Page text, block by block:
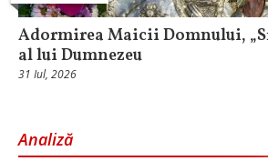
Adormirea Maicii Domnului,
al lui Dumnezeu
31 Iul, 2026
Analiză